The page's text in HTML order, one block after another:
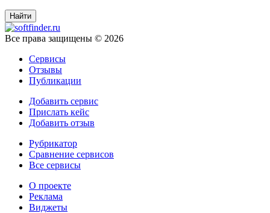
Все права защищены © 2026
Сервисы
Отзывы
Публикации
Добавить сервис
Прислать кейс
Добавить отзыв
Рубрикатор
Сравнение сервисов
Все сервисы
О проекте
Реклама
Виджеты